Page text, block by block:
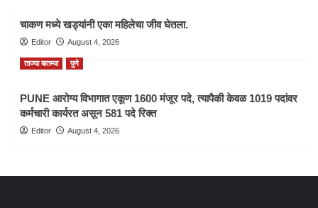
चाकण मध्ये खड्यांनी एका महिलेचा जीव घेतला.
Editor August 4, 2026
ताज्या बातम्या पुणे
PUNE आरोग्य विभागात एकूण 1600 मंजूर पदे, त्यापैकी केवळ 1019 पदांवर
कर्मचारी कार्यरत असून 581 पदे रिक्त
Editor August 4, 2026